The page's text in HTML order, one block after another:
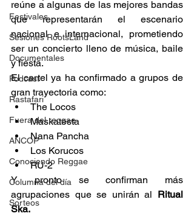
Festivales
Sesiones RootsLand
Documentales
Podcast
Rastafari
Fuera del reggae
ANCOP
Conociendo Reggae
Columna del día
Sorteos
reúne a algunas de las mejores bandas
que representarán el escenario
nacional e internacional, prometiendo
ser un concierto lleno de música, baile
y fiesta.
El cartel ya ha confirmado a grupos de
gran trayectoria como:
The Locos
Maskatesta
Nana Pancha
Los Korucos
RU-2
Y pronto se confirman más
agrupaciones que se unirán al Ritual
Ska.